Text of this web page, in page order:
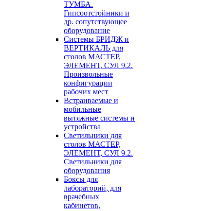
ТУМБА.
Гипсоотстойники и
др. сопутствующее
оборудование
Системы БРИДЖ и
ВЕРТИКАЛЬ для
столов МАСТЕР,
ЭЛЕМЕНТ, СУЛ 9.2.
Произвольные
конфигурации
рабочих мест
Встраиваемые и
мобильные
вытяжные системы и
устройства
Светильники для
столов МАСТЕР,
ЭЛЕМЕНТ, СУЛ 9.2.
Светильники для
оборудования
Боксы для
лабораторий, для
врачебных
кабинетов,